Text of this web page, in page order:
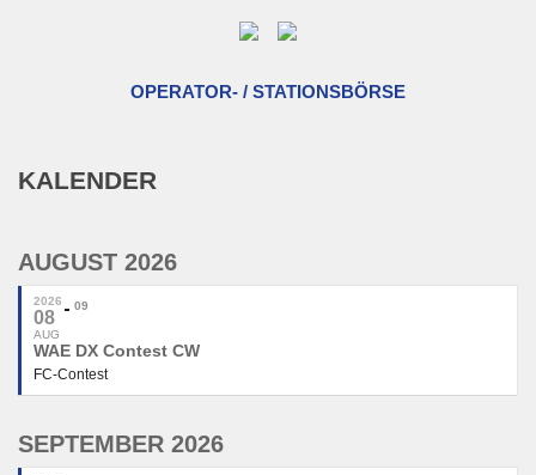
OPERATOR- / STATIONSBÖRSE
KALENDER
AUGUST 2026
2026
08
AUG
09
WAE DX Contest CW
FC-Contest
SEPTEMBER 2026